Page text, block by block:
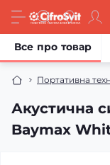
Портативна
Акустична
Baymax
Все про товар